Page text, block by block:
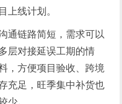
上线计划。
通链路简短，需求可以
层对接延误工期的情
，方便项目验收、跨境
充足，旺季集中补货也
少。